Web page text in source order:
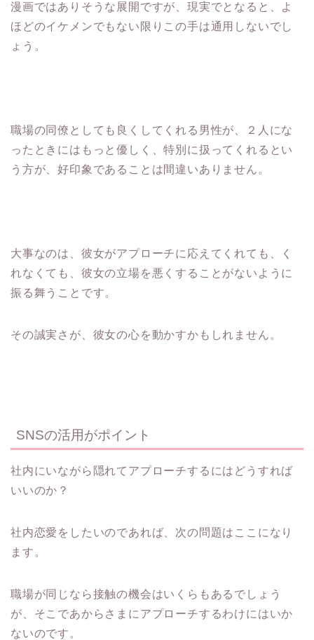
漫画ではありそうな展開ですが、現実でとなると、よ
ほどのイケメンでもない限りこの手は通用しないでし
ょう。
職場の同僚としても良くしてくれる男性が、２人にな
ったときにはもっと優しく、特別に扱ってくれるとい
う方が、好印象であることは間違いありません。
大事なのは、彼女がアプローチに応えてくれても、く
れなくても、彼女の立場を悪くすることがないように
振る舞うことです。
その誠実さが、彼女の心を動かすかもしれません。
SNSの活用がポイント
社内にいながら隠れてアプローチするにはどうすれば
いいのか？
社内恋愛をしたいのであれば、次の問題はここになり
ます。
職場が同じなら接触の機会はいくらもあるでしょう
が、そこであからさまにアプローチするわけにはいか
ないのです。